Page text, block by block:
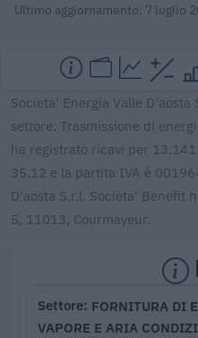
Ultimo aggiornamento: 7 luglio
Societa' Energia Valle
settore: Trasmissione di
ha registrato ricavi per
35.12 e la partita IVA è
D'aosta S.r.l. Societa' Benefit
5, 11013, Courmayeur.
Settore FORNITURA DI
VAPORE E ARIA